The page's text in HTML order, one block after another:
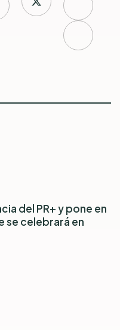
del PR+ y pone en
se celebrará en